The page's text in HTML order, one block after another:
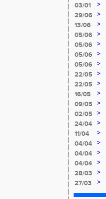
03/01
>
29/06
>
13/06
>
05/06
>
05/06 >
05/06
>
05/06
>
22/05
>
22/05
>
16/05
>
09/05
>
02/05
>
24/04
>
11/04
>
04/04
>
04/04
>
04/04
>
28/03
>
27/03
>